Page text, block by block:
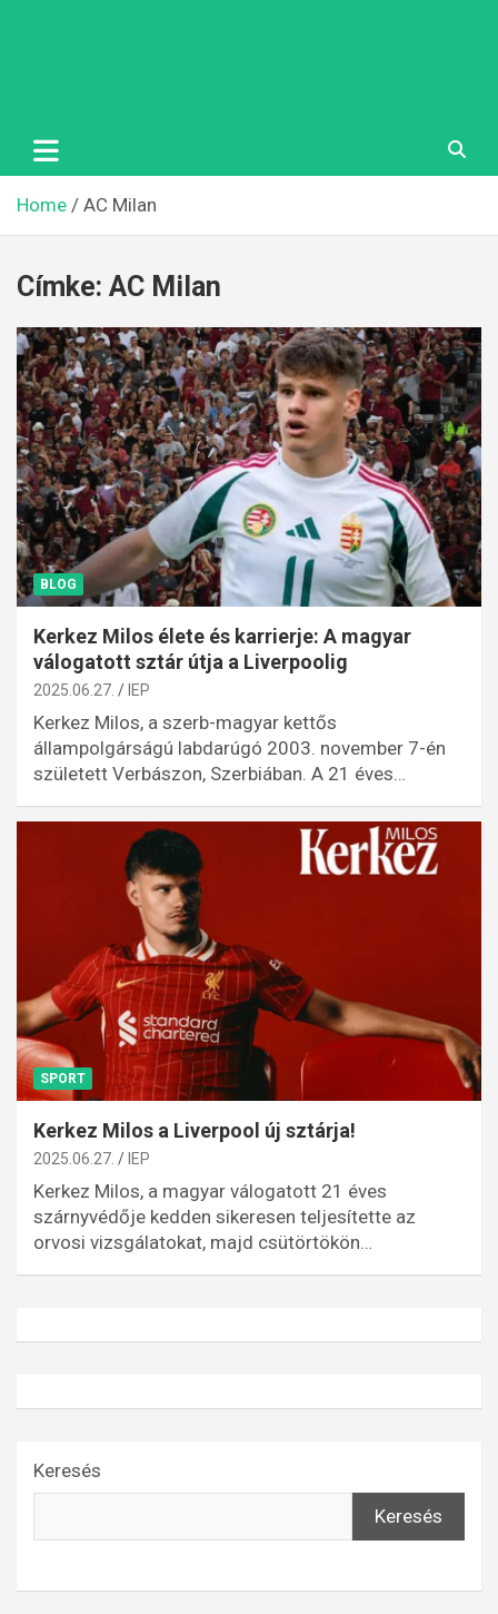
Home AC Milan
Címke: AC Milan
BLOG
Kerkez Milos élete és karrierje: A magyar
válogatott sztár útja a Liverpoolig
2025.06.27. IEP
Kerkez Milos, a szerb-magyar kettős
állampolgárságú labdarúgó 2003. november 7-én
született Verbászon, Szerbiában. A 21 éves…
SPORT
Kerkez Milos a Liverpool új sztárja!
2025.06.27. IEP
Kerkez Milos, a magyar válogatott 21 éves
szárnyvédője kedden sikeresen teljesítette az
orvosi vizsgálatokat, majd csütörtökön…
Keresés
Keresés